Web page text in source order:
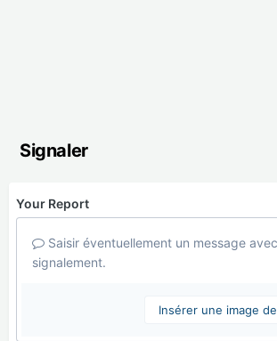
Signaler
Your Report
Saisir éventuellement un message
signalement.
Insérer une image